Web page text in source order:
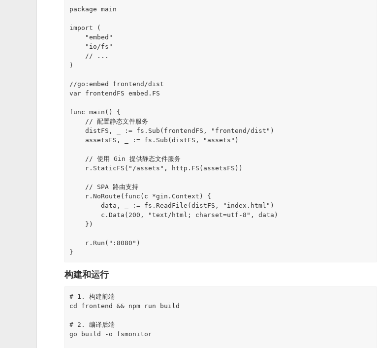
package main
import (
)
//go:embed frontend/dist
var frontendFS embed.FS
func main() {
    distFS, _ := fs.Sub(frontendFS, "frontend/dist")
        data, _ := fs.ReadFile(distFS, "index.html")
构建和运行
# 1. 构建前端
cd frontend && npm run build
# 2. 编译后端
go build -o fsmonitor